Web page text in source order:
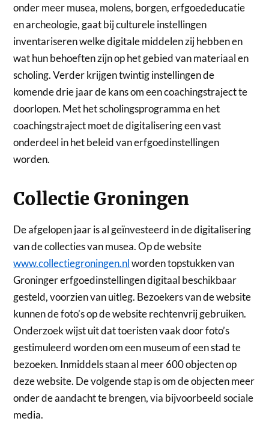
onder meer musea, molens, borgen, erfgoededucatie
en archeologie, gaat bij culturele instellingen
inventariseren welke digitale middelen zij hebben en
wat hun behoeften zijn op het gebied van materiaal en
scholing. Verder krijgen twintig instellingen de
komende drie jaar de kans om een coachingstraject te
doorlopen. Met het scholingsprogramma en het
coachingstraject moet de digitalisering een vast
onderdeel in het beleid van erfgoedinstellingen
worden.
Collectie Groningen
De afgelopen jaar is al geïnvesteerd in de digitalisering
van de collecties van musea. Op de website
www.collectiegroningen.nlworden topstukken van
Groninger erfgoedinstellingen digitaal beschikbaar
gesteld, voorzien van uitleg. Bezoekers van de website
kunnen de foto’s op de website rechtenvrij gebruiken.
Onderzoek wijst uit dat toeristen vaak door foto’s
gestimuleerd worden om een museum of een stad te
bezoeken. Inmiddels staan al meer 600 objecten op
deze website. De volgende stap is om de objecten meer
onder de aandacht te brengen, via bijvoorbeeld sociale
media.